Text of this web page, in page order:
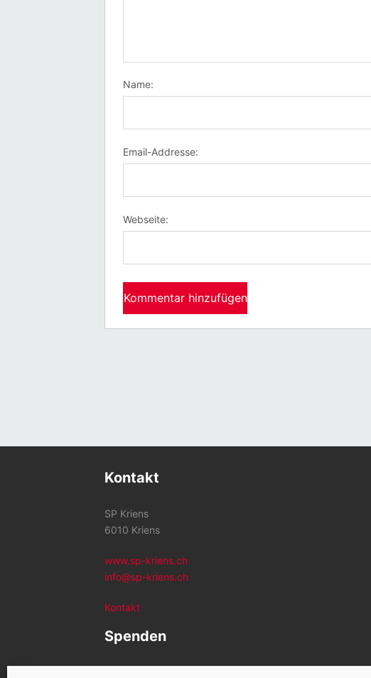
Name:
Email-Addresse:
Webseite:
Kontakt
SP Kriens
6010 Kriens
www.sp-kriens.ch
info@sp-kriens.ch
Kontakt
Spenden